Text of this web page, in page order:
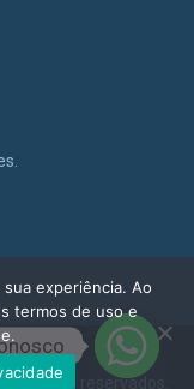
direitos reservados.
experiência. Ao
termos de uso e